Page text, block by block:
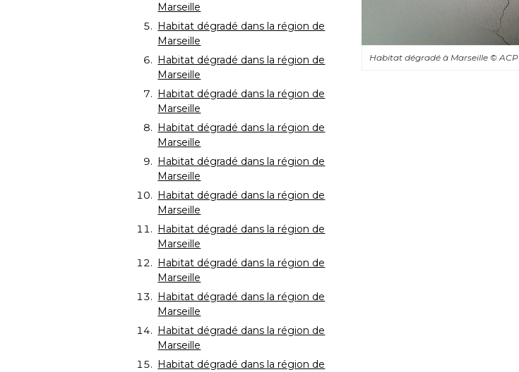
Habitat dégradé à Marseille © ACP
Marseille
Habitat dégradé dans la région de
Marseille
Habitat dégradé dans la région de
Marseille
Habitat dégradé dans la région de
Marseille
Habitat dégradé dans la région de
Marseille
Habitat dégradé dans la région de
Marseille
Habitat dégradé dans la région de
Marseille
Habitat dégradé dans la région de
Marseille
Habitat dégradé dans la région de
Marseille
Habitat dégradé dans la région de
Marseille
Habitat dégradé dans la région de
Marseille
Habitat dégradé dans la région de